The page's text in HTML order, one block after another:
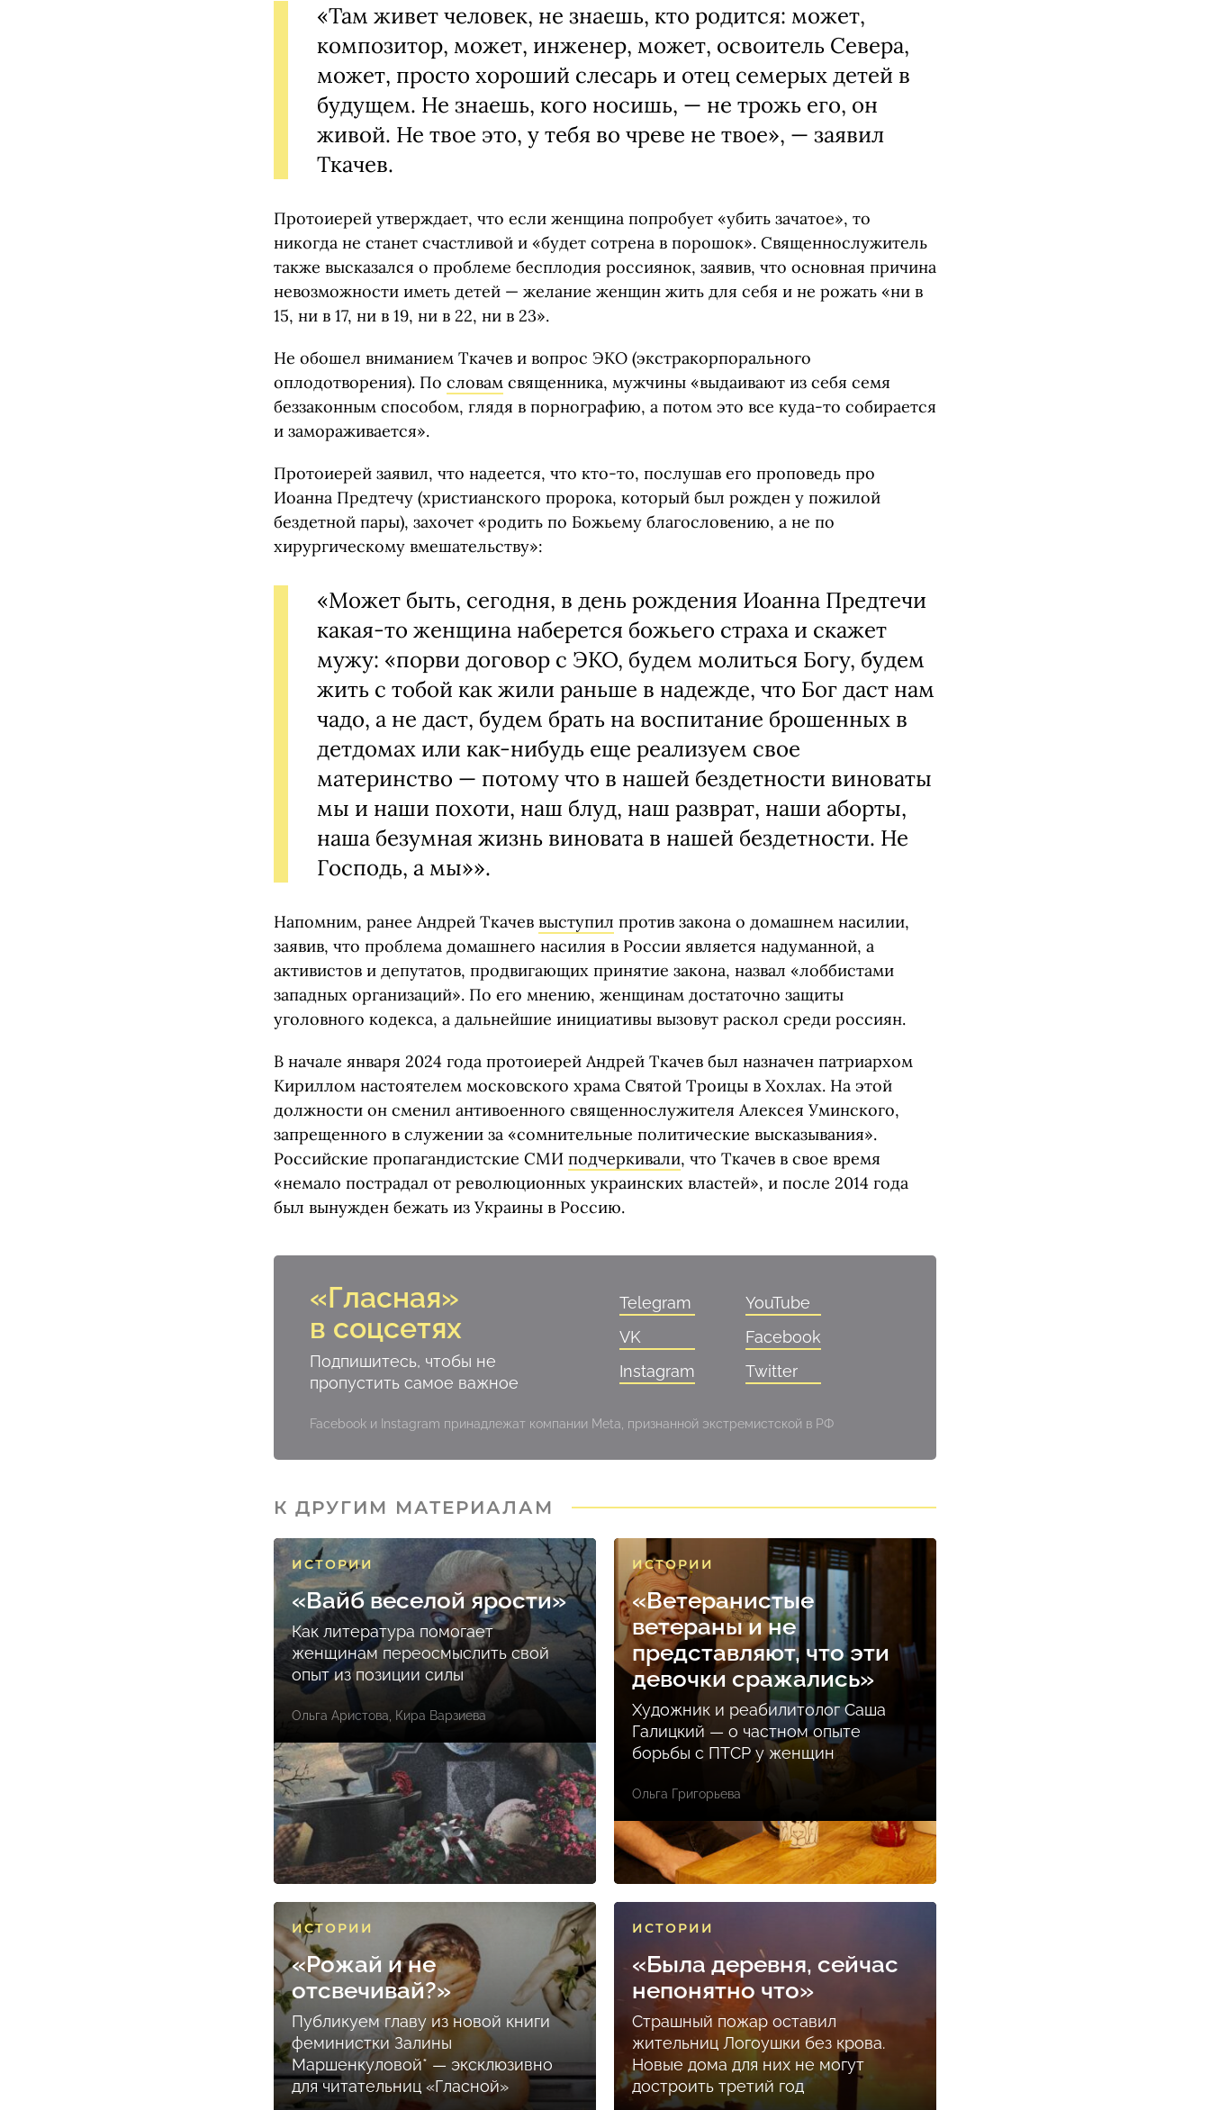
«Там живет человек, не знаешь, кто родится: может,
композитор, может, инженер, может, освоитель Севера,
может, просто хороший слесарь и отец семерых детей в
будущем. Не знаешь, кого носишь, — не трожь его, он
живой. Не твое это, у тебя во чреве не твое», — заявил
Ткачев.
Протоиерей утверждает, что если женщина попробует «убить зачатое», то
никогда не станет счастливой и «будет сотрена в порошок». Священнослужитель
также высказался о проблеме бесплодия россиянок, заявив, что основная причина
невозможности иметь детей — желание женщин жить для себя и не рожать «ни в
15, ни в 17, ни в 19, ни в 22, ни в 23».
Не обошел вниманием Ткачев и вопрос ЭКО (экстракорпорального
оплодотворения). По словам священника, мужчины «выдаивают из себя семя
беззаконным способом, глядя в порнографию, а потом это все куда-то собирается
и замораживается».
Протоиерей заявил, что надеется, что кто-то, послушав его проповедь про
Иоанна Предтечу (христианского пророка, который был рожден у пожилой
бездетной пары), захочет «родить по Божьему благословению, а не по
хирургическому вмешательству»:
«Может быть, сегодня, в день рождения Иоанна Предтечи
какая-то женщина наберется божьего страха и скажет
мужу: «порви договор с ЭКО, будем молиться Богу, будем
жить с тобой как жили раньше в надежде, что Бог даст нам
чадо, а не даст, будем брать на воспитание брошенных в
детдомах или как-нибудь еще реализуем свое
материнство — потому что в нашей бездетности виноваты
мы и наши похоти, наш блуд, наш разврат, наши аборты,
наша безумная жизнь виновата в нашей бездетности. Не
Господь, а мы»».
Напомним, ранее Андрей Ткачев выступил против закона о домашнем насилии,
заявив, что проблема домашнего насилия в России является надуманной, а
активистов и депутатов, продвигающих принятие закона, назвал «лоббистами
западных организаций». По его мнению, женщинам достаточно защиты
уголовного кодекса, а дальнейшие инициативы вызовут раскол среди россиян.
В начале января 2024 года протоиерей Андрей Ткачев был назначен патриархом
Кириллом настоятелем московского храма Святой Троицы в Хохлах. На этой
должности он сменил антивоенного священнослужителя Алексея Уминского,
запрещенного в служении за «сомнительные политические высказывания».
Российские пропагандистские СМИ подчеркивали, что Ткачев в свое время
«немало пострадал от революционных украинских властей», и после 2014 года
был вынужден бежать из Украины в Россию.
«Гласная»
в соцсетях
Подпишитесь, чтобы не
пропустить самое важное
Telegram
YouTube
VK
Facebook
Instagram
Twitter
Facebook и Instagram принадлежат компании Meta, признанной экстремистской в РФ
К ДРУГИМ МАТЕРИАЛАМ
ИСТОРИИ
«Вайб веселой ярости»
Как литература помогает
женщинам переосмыслить свой
опыт из позиции силы
Ольга Аристова Кира Варзиева
ИСТОРИИ
«Ветеранистые
ветераны и не
представляют, что эти
девочки сражались»
Художник и реабилитолог Саша
Галицкий — о частном опыте
борьбы с ПТСР у женщин
Ольга Григорьева
ИСТОРИИ
«Рожай и не
отсвечивай?»
Публикуем главу из новой книги
феминистки Залины
Маршенкуловой* — эксклюзивно
для читательниц «Гласной»
ИСТОРИИ
«Была деревня, сейчас
непонятно что»
Страшный пожар оставил
жительниц Логоушки без крова.
Новые дома для них не могут
достроить третий год